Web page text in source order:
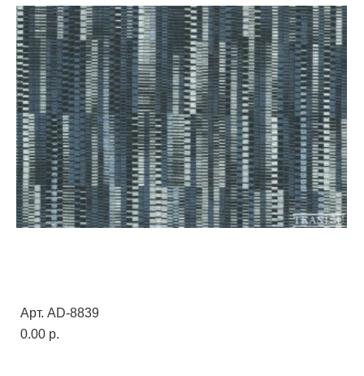
Арт. AD-8839
0.00 p.